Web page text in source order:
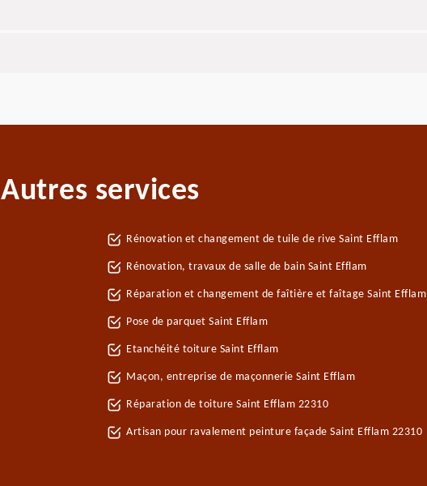
Autres services
Rénovation et changement de tuile de rive Saint Efflam
Rénovation, travaux de salle de bain Saint Efflam
Réparation et changement de faîtière et faîtage Saint Efflam
Pose de parquet Saint Efflam
Etanchéité toiture Saint Efflam
Maçon, entreprise de maçonnerie Saint Efflam
Réparation de toiture Saint Efflam 22310
Artisan pour ravalement peinture façade Saint Efflam 22310